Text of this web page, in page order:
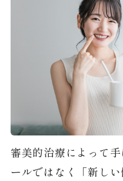
審美的治療によって
ールではなく「新し